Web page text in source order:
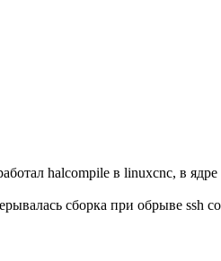
halcompile в linuxcnc, в
сборка при обрыве ssh